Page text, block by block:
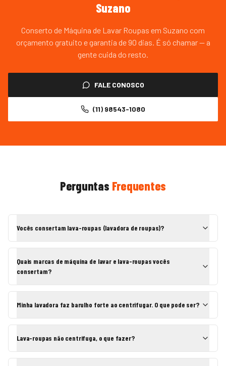
Suzano
Conserto de Máquina de Lavar Roupas em Suzano com
orçamento gratuito e garantia de 90 dias. É só chamar — a
gente cuida do resto.
FALE CONOSCO
(11) 98543-1080
Perguntas Frequentes
Vocês consertam lava-roupas (lavadora de roupas)?
Quais marcas de máquina de lavar e lava-roupas vocês
consertam?
Minha lavadora faz barulho forte ao centrifugar. O que pode ser?
Lava-roupas não centrifuga, o que fazer?